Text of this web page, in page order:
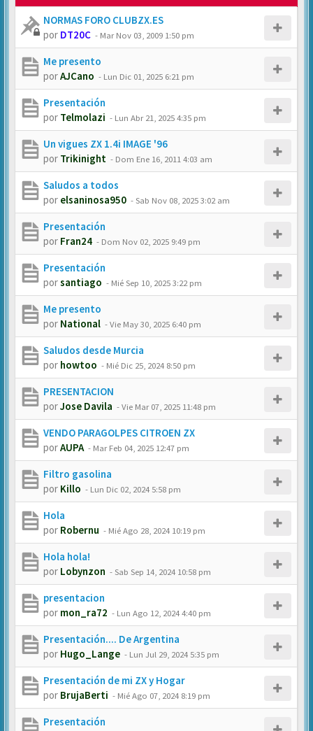
NORMAS FORO CLUBZX.ES
por DT20C - Mar Nov 03, 2009 1:50 pm
Me presento
porAJCano - Lun Dic 01, 2025 6:21 pm
Presentación
por Telmolazi - Lun Abr 21, 2025 4:35 pm
Un vigues ZX 1.4i IMAGE '96
por Trikinight - Dom Ene 16, 2011 4:03 am
Saludos a todos
por elsaninosa950 -Sab Nov 08, 2025 3:02 am
Presentación
por Fran24 - Dom Nov 02, 2025 9:49 pm
Presentación
porsantiago - Mié Sep 10, 2025 3:22 pm
Me presento
por National -Vie May 30, 2025 6:40 pm
Saludos desde Murcia
por howtoo - Mié Dic 25, 2024 8:50 pm
PRESENTACION
porJose Davila -Vie Mar 07, 2025 11:48 pm
VENDO PARAGOLPES CITROEN ZX
porAUPA - Mar Feb 04, 2025 12:47 pm
Filtro gasolina
por Killo - Lun Dic 02, 2024 5:58 pm
Hola
por Robernu - Mié Ago 28, 2024 10:19 pm
Hola hola!
por Lobynzon -Sab Sep 14, 2024 10:58 pm
presentacion
por mon_ra72 - Lun Ago 12, 2024 4:40 pm
Presentación.... De Argentina
por Hugo_Lange - Lun Jul 29, 2024 5:35 pm
Presentación de mi ZX y Hogar
por BrujaBerti - Mié Ago 07, 2024 8:19 pm
Presentación